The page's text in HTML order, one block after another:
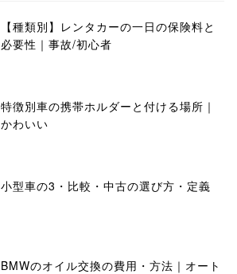
【種類別】レンタカーの一日の保険料と
必要性｜事故/初心者
特徴別車の携帯ホルダーと付ける場所｜
かわいい
小型車の3・比較・中古の選び方・定義
BMWのオイル交換の費用・方法｜オート